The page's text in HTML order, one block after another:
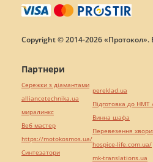
Copyright © 2014-2026 «Протокол».
Партнери
Сережки з діамантами
alliancetechnika.ua
миралинкс
Веб мастер
https://motokosmos.ua/
Синтезатори
pereklad.ua
Підготовка до
Винна шафа
Перевезення
hospice-life.com.ua/
mk-translations.ua